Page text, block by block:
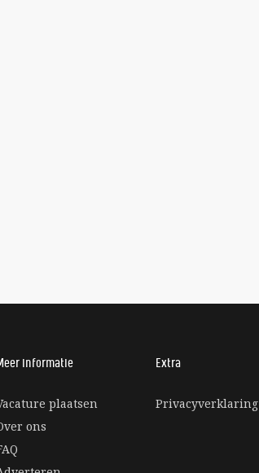
informatie
plaatsen
ons
Extra
Privacyverklaring